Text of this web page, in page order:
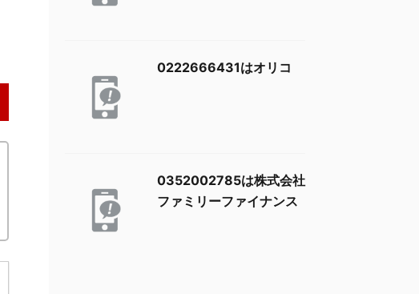
0222666431はオリコ
0352002785は株式会社
ファミリーファイナンス